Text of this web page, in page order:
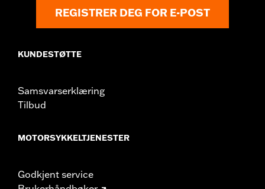
REGISTRER DEG FOR E-POST
KUNDESTØTTE
Samsvarserklæring
Tilbud
MOTORSYKKELTJENESTER
Godkjent service